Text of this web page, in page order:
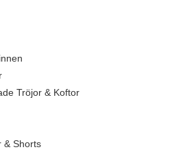
Tröjor & Koftor
& Shorts